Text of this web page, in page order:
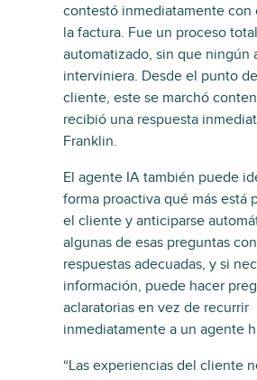
contestó inmediatamente con
la factura. Fue un proceso
automatizado, sin que ningún
interviniera. Desde el punto
cliente, este se marchó
recibió una respuesta
Franklin.
El agente IA también puede
forma proactiva qué más está
el cliente y anticiparse
algunas de esas preguntas
respuestas adecuadas, y si
información, puede hacer
aclaratorias en vez de recurrir
inmediatamente a un agente
“Las experiencias del cliente